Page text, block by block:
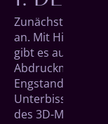
Zunächst
an. Mit Hilfe
gibt es auch
Abdruck­masse
Eng­stand oder
Unterbiss oder
des 3D-Modells